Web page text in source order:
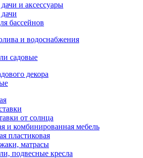
и аксессуары
бассейнов
и водоснабжения
садовые
декора
от солнца
и комбинированная мебель
пластиковая
матрасы
подвесные кресла